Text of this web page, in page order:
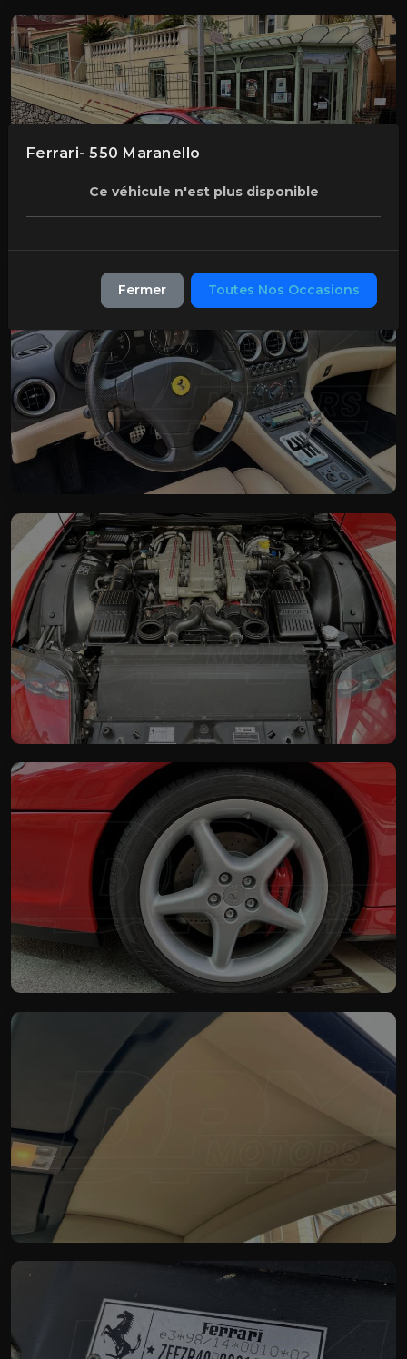
Ferrari- 550 Maranello
Ce véhicule n'est plus disponible
Fermer Toutes Nos Occasions